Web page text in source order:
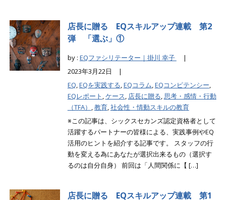
店長に贈る EQスキルアップ連載 第2
弾 「選ぶ」①
by : EQファシリテーター｜掛川 幸子
|
2023年3月22日 |
EQ,EQを実践する,EQコラム,EQコンピテンシー,
EQレポート ,ケース, 店長に贈る,思考・感情・行動
（TFA） ,教育,社会性・情動スキルの教育
※この記事は、シックスセカンズ認定資格者として
活躍するパートナーの皆様による、実践事例やEQ
活用のヒントを紹介する記事です。 スタッフの行
動を変える為にあなたが選択出来るもの（選択す
るのは自分自身） 前回は「人間関係に【 […]
店長に贈る EQスキルアップ連載 第1